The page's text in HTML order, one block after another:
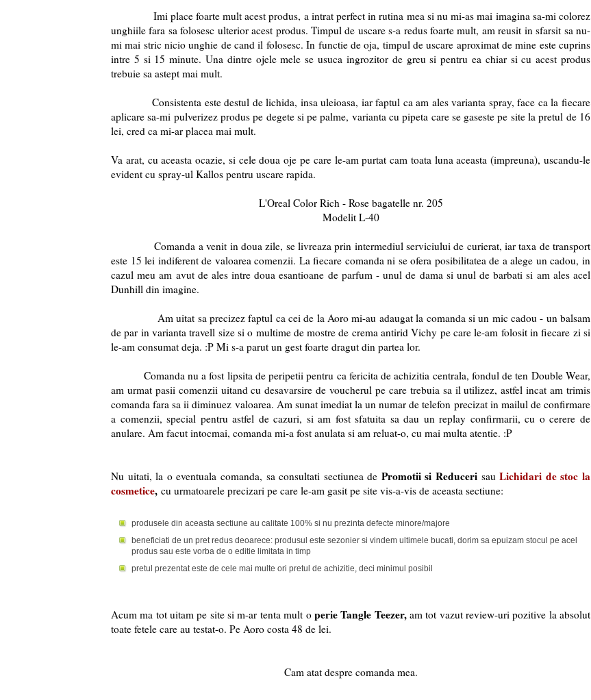
Imi place foarte mult acest produs, a intrat perfect in rutina mea si nu mi-as mai imagina sa-mi colorez
unghiile fara sa folosesc ulterior acest produs. Timpul de uscare s-a redus foarte mult, am reusit in sfarsit sa nu-
mi mai stric nicio unghie de cand il folosesc. In functie de oja, timpul de uscare aproximat de mine este cuprins
intre 5 si 15 minute. Una dintre ojele mele se usuca ingrozitor de greu si pentru ea chiar si cu acest produs
trebuie sa astept mai mult.
Consistenta este destul de lichida, insa uleioasa, iar faptul ca am ales varianta spray, face ca la fiecare
aplicare sa-mi pulverizez produs pe degete si pe palme, varianta cu pipeta care se gaseste pe site la pretul de 16
lei, cred ca mi-ar placea mai mult.
Va arat, cu aceasta ocazie, si cele doua oje pe care le-am purtat cam toata luna aceasta (impreuna), uscandu-le
evident cu spray-ul Kallos pentru uscare rapida.
L'Oreal Color Rich - Rose bagatelle nr. 205
Modelit L-40
Comanda a venit in doua zile, se livreaza prin intermediul serviciului de curierat, iar taxa de transport
este 15 lei indiferent de valoarea comenzii. La fiecare comanda ni se ofera posibilitatea de a alege un cadou, in
cazul meu am avut de ales intre doua esantioane de parfum - unul de dama si unul de barbati si am ales acel
Dunhill din imagine.
Am uitat sa precizez faptul ca cei de la Aoro mi-au adaugat la comanda si un mic cadou - un balsam
de par in varianta travell size si o multime de mostre de crema antirid Vichy pe care le-am folosit in fiecare zi si
le-am consumat deja. :P Mi s-a parut un gest foarte dragut din partea lor.
Comanda nu a fost lipsita de peripetii pentru ca fericita de achizitia centrala, fondul de ten Double Wear,
am urmat pasii comenzii uitand cu desavarsire de voucherul pe care trebuia sa il utilizez, astfel incat am trimis
comanda fara sa ii diminuez valoarea. Am sunat imediat la un numar de telefon precizat in mailul de confirmare
a comenzii, special pentru astfel de cazuri, si am fost sfatuita sa dau un replay confirmarii, cu o cerere de
anulare. Am facut intocmai, comanda mi-a fost anulata si am reluat-o, cu mai multa atentie. :P
Nu uitati, la o eventuala comanda, sa consultati sectiunea de Promotii si Reduceri sauLichidari de stoc la
cosmetice, cu urmatoarele precizari pe care le-am gasit pe site vis-a-vis de aceasta sectiune:
produsele din aceasta sectiune au calitate 100% si nu prezinta defecte minore/majore
beneficiati de un pret redus deoarece: produsul este sezonier si vindem ultimele bucati, dorim sa epuizam stocul pe acel
produs sau este vorba de o editie limitata in timp
pretul prezentat este de cele mai multe ori pretul de achizitie, deci minimul posibil
Acum ma tot uitam pe site si m-ar tenta mult o perie Tangle Teezer,am tot vazut review-uri pozitive la absolut
toate fetele care au testat-o. Pe Aoro costa 48 de lei.
Cam atat despre comanda mea.